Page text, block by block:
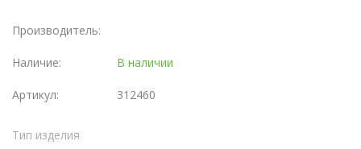
Производитель:
Наличие: В наличии
Артикул: 312460
Тип изделия